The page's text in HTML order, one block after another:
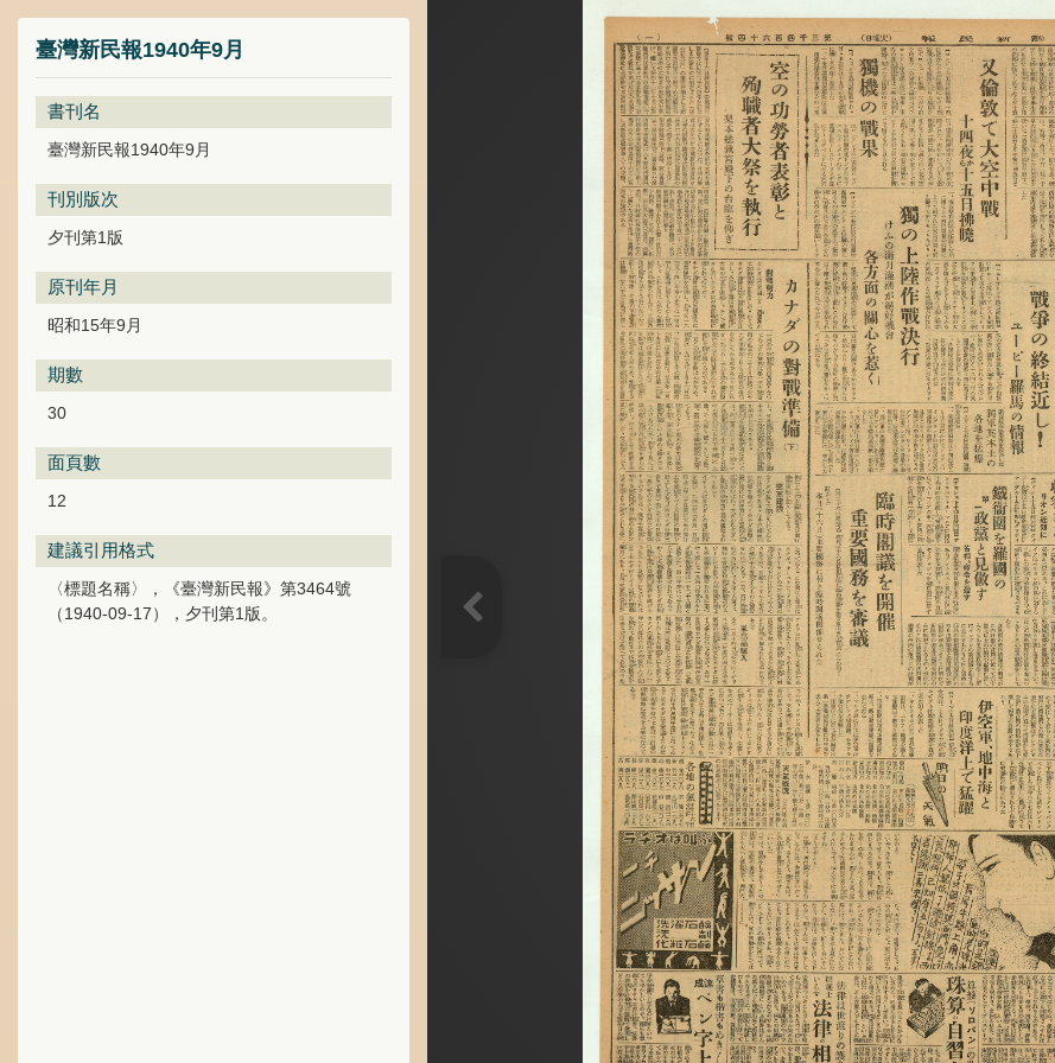
臺灣新民報1940年9月
書刊名
臺灣新民報1940年9月
刊別版次
夕刊第1版
原刊年月
昭和15年9月
期數
30
面頁數
12
建議引用格式
〈標題名稱〉，《臺灣新民報》第3464號
（1940-09-17），夕刊第1版。